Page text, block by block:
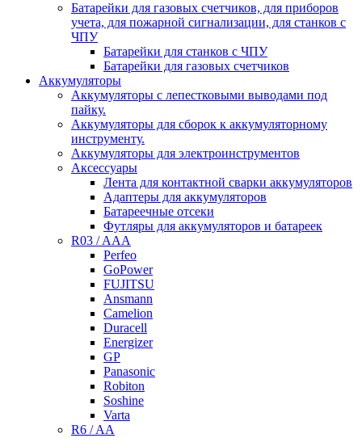
Батарейки для газовых счетчиков, для приборов
учета, для пожарной сигнализации, для станков с
ЧПУ
Батарейки для станков с ЧПУ
Батарейки для газовых счетчиков
Аккумуляторы
Аккумуляторы с лепестковыми выводами под
пайку.
Аккумуляторы для сборок к аккумуляторному
инструменту.
Аккумуляторы для электроинструментов
Аксессуары
Лента для контактной сварки аккумуляторов
Адаптеры для аккумуляторов
Батареечные отсеки
Футляры для аккумуляторов и батареек
R03 / AAA
Perfeo
GoPower
FUJITSU
Ansmann
Camelion
Duracell
Energizer
GP
Panasonic
Robiton
Soshine
Varta
R6 / AA